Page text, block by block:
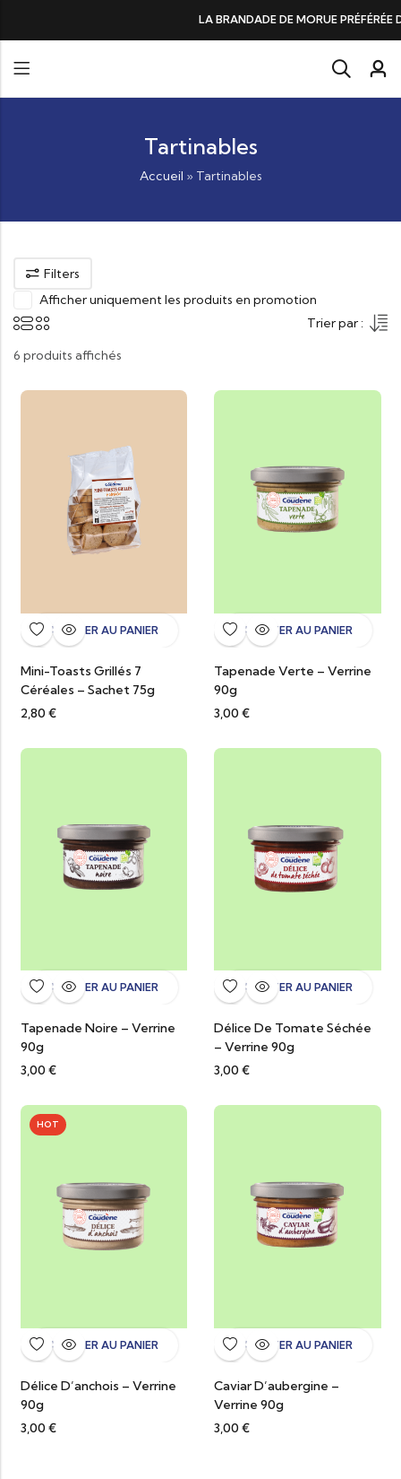
LA BRANDADE DE MORUE PRÉFÉRÉE DES GOURMANDS,
Tartinables
Accueil » Tartinables
Filters
Afficher uniquement les produits en promotion
Trier par :
6 produits affichés
AJOUTER AU PANIER
Mini-Toasts Grillés 7
Céréales – Sachet 75g
2,80 €
AJOUTER AU PANIER
Tapenade Verte – Verrine
90g
3,00 €
AJOUTER AU PANIER
Tapenade Noire – Verrine
90g
3,00 €
AJOUTER AU PANIER
Délice De Tomate Séchée
– Verrine 90g
3,00 €
HOT
AJOUTER AU PANIER
Délice D’anchois – Verrine
90g
3,00 €
AJOUTER AU PANIER
Caviar D’aubergine –
Verrine 90g
3,00 €